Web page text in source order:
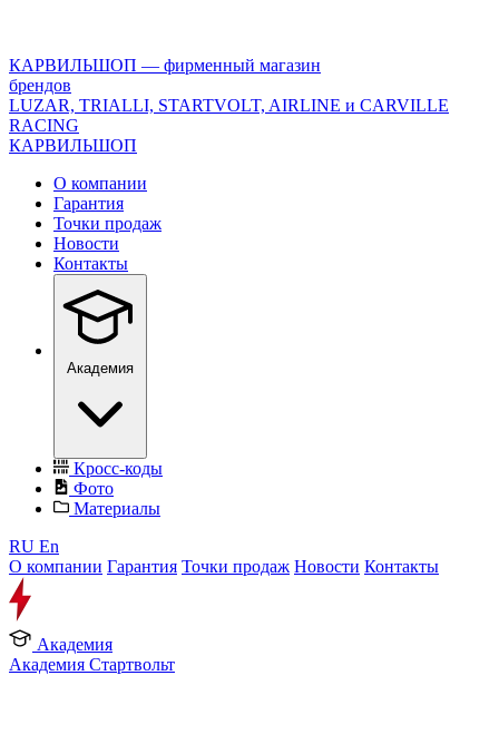
version="1.0"
encoding="utf-
8"?
>
КАРВИЛЬШОП — фирменный магазин
брендов
LUZAR, TRIALLI, STARTVOLT, AIRLINE и CARVILLE
RACING
КАРВИЛЬШОП
О компании
Гарантия
Точки продаж
Новости
Контакты
Академия
Кросс-коды
Фото
Материалы
RU En
О компании Гарантия Точки продаж Новости Контакты
Академия
Академия Стартвольт